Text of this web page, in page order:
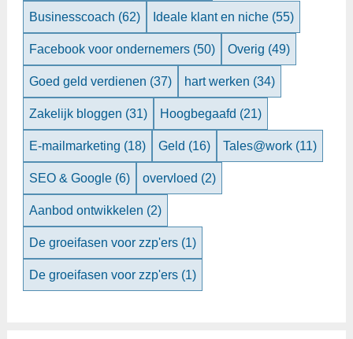
Businesscoach (62) Ideale klant en niche (55)
Facebook voor ondernemers (50) Overig (49)
Goed geld verdienen (37) hart werken (34)
Zakelijk bloggen (31) Hoogbegaafd (21)
E-mailmarketing (18) Geld (16) Tales@work (11)
SEO & Google (6) overvloed (2)
Aanbod ontwikkelen (2)
De groeifasen voor zzp'ers (1)
De groeifasen voor zzp'ers (1)